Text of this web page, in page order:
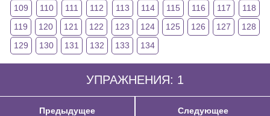
109
110 111 112 113 114 115 116 117
118
119
120 121 122 123 124 125 126 127
128
129
130 131 132 133 134
УПРАЖНЕНИЯ: 1
Предыдущее Следующее